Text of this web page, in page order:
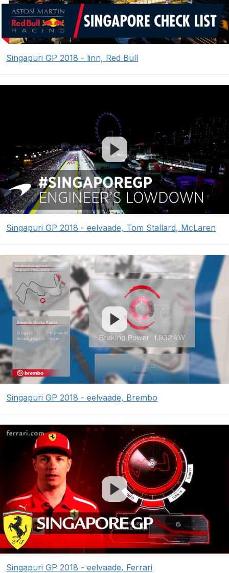
Singapuri GP 2018 - linn, Red Bull
Singapuri GP 2018 - eelvaade, Tom Stallard, McLaren
Singapuri GP 2018 - eelvaade, Brembo
Singapuri GP 2018 - eelvaade, Ferrari